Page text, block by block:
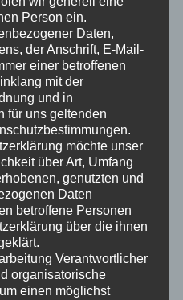
Person ein.
Daten,
der Anschrift, E-Mail-
einer betroffenen
mit der
und in
für uns geltenden
möchte unser
über Art, Umfang
genutzten und
Daten
betroffene Personen
über die ihnen
Verantwortlicher
organisatorische
einen möglichst